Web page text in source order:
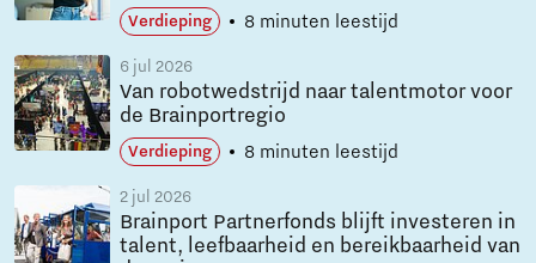
Verdieping 8 minuten leestijd
6 jul 2026
Van robotwedstrijd naar talentmotor voor
de Brainportregio
Verdieping 8 minuten leestijd
2 jul 2026
Brainport Partnerfonds blijft investeren in
talent, leefbaarheid en bereikbaarheid van